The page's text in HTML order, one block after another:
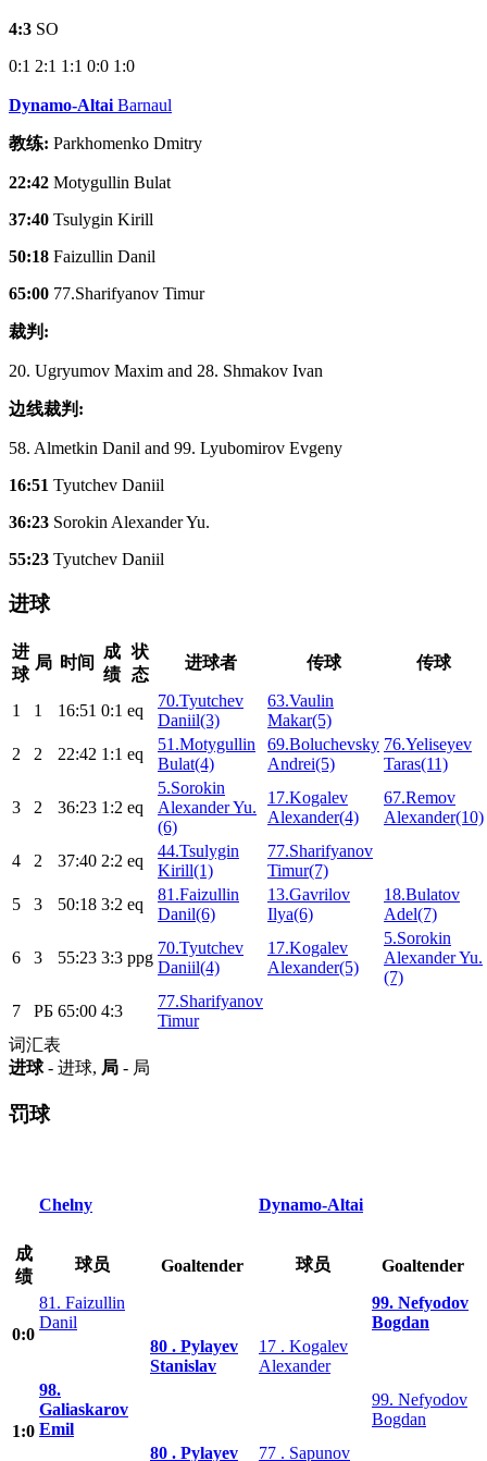
4:3 SO
0:1 2:1 1:1 0:0 1:0
Dynamo-Altai Barnaul
教练: Parkhomenko Dmitry
22:42 Motygullin Bulat
37:40 Tsulygin Kirill
50:18 Faizullin Danil
65:00 77.Sharifyanov Timur
裁判:
20. Ugryumov Maxim and 28. Shmakov Ivan
边线裁判:
58. Almetkin Danil and 99. Lyubomirov Evgeny
16:51 Tyutchev Daniil
36:23 Sorokin Alexander Yu.
55:23 Tyutchev Daniil
进球
进
球
局 时间
成
绩
状
态
进球者 传球 传球
1 1 16:51 0:1 eq
70.Tyutchev
Daniil(3)
63.Vaulin
Makar(5)
2
2 22:42 1:1 eq
51.Motygullin
Bulat(4)
69.Boluchevsky
Andrei(5)
76.Yeliseyev
Taras(11)
3 2 36:23 1:2 eq
5.Sorokin
Alexander Yu.
(6)
17.Kogalev
Alexander(4)
67.Remov
Alexander(10)
4 2 37:40 2:2 eq
44.Tsulygin
Kirill(1)
77.Sharifyanov
Timur(7)
5
3 50:18 3:2 eq
81.Faizullin
Danil(6)
13.Gavrilov
Ilya(6)
18.Bulatov
Adel(7)
6 3 55:23 3:3 ppg
70.Tyutchev
Daniil(4)
17.Kogalev
Alexander(5)
5.Sorokin
Alexander Yu.
(7)
7
РБ 65:00 4:3
77.Sharifyanov
Timur
词汇表
进球- 进球, 局 - 局
罚球
Chelny Dynamo-Altai
成
绩
球员 Goaltender 球员 Goaltender
0:0
81. Faizullin
Danil
99. Nefyodov
Bogdan
80 . Pylayev
Stanislav
17 . Kogalev
Alexander
1:0
98.
Galiaskarov
Emil
99. Nefyodov
Bogdan
80 . Pylayev
77 . Sapunov